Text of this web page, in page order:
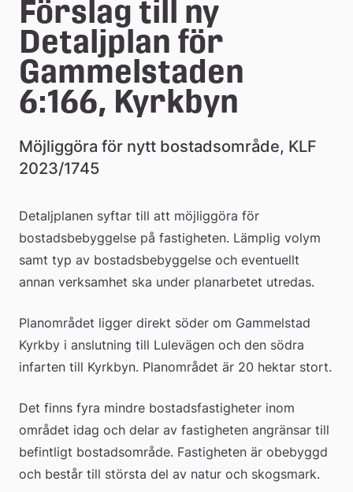
Förslag till ny
Detaljplan för
Gammelstaden
6:166, Kyrkbyn
Möjliggöra för nytt bostadsområde, KLF
2023/1745
Detaljplanen syftar till att möjliggöra för
bostadsbebyggelse på fastigheten. Lämplig volym
samt typ av bostadsbebyggelse och eventuellt
annan verksamhet ska under planarbetet utredas.
Planområdet ligger direkt söder om Gammelstad
Kyrkby i anslutning till Lulevägen och den södra
infarten till Kyrkbyn. Planområdet är 20 hektar stort.
Det finns fyra mindre bostadsfastigheter inom
området idag och delar av fastigheten angränsar till
befintligt bostadsområde. Fastigheten är obebyggd
och består till största del av natur och skogsmark.